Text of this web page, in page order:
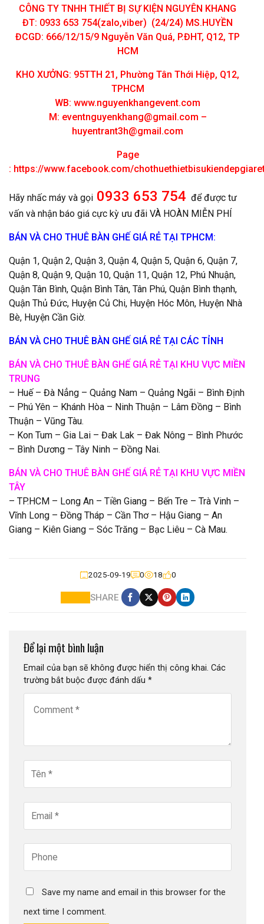
CÔNG TY TNHH THIẾT BỊ SỰ KIỆN NGUYÊN KHANG
ĐT: 0933 653 754(zalo,viber) (24/24) MS.HUYỀN
ĐCGD: 666/12/15/9 Nguyễn Văn Quá, P.ĐHT, Q12, TP
HCM
KHO XƯỞNG: 95TTH 21, Phường Tân Thới Hiệp, Q12,
TPHCM
WB: www.nguyenkhangevent.com
M: eventnguyenkhang@gmail.com –
huyentrant3h@gmail.com
Page
: https://www.facebook.com/
Hãy nhấc máy và gọi 0933 653 754 để được tư
vấn và nhận báo giá cực kỳ ưu đãi VÀ HOÀN MIỄN PHÍ
BÁN VÀ CHO THUÊ BÀN GHẾ GIÁ RẺ TẠI TPHCM:
Quận 1, Quận 2, Quận 3, Quận 4, Quận 5, Quận 6, Quận 7,
Quận 8, Quận 9, Quận 10, Quận 11, Quận 12, Phú Nhuận,
Quận Tân Bình, Quận Bình Tân, Tân Phú, Quận Bình thạnh,
Quận Thủ Đức, Huyện Củ Chi, Huyện Hóc Môn, Huyện Nhà
Bè, Huyện Cần Giờ.
BÁN VÀ CHO THUÊ BÀN GHẾ GIÁ RẺ TẠI CÁC TỈNH
BÁN VÀ CHO THUÊ BÀN GHẾ GIÁ RẺ TẠI KHU VỰC MIỀN
TRUNG
– Huế – Đà Nẳng – Quảng Nam – Quảng Ngãi – Bình Định
– Phú Yên – Khánh Hòa – Ninh Thuận – Lâm Đồng – Bình
Thuận – Vũng Tàu.
– Kon Tum – Gia Lai – Đak Lak – Đak Nông – Bình Phước
– Bình Dương – Tây Ninh – Đồng Nai.
BÁN VÀ CHO THUÊ BÀN GHẾ GIÁ RẺ TẠI KHU VỰC MIỀN
TÂY
– TP.HCM – Long An – Tiền Giang – Bến Tre – Trà Vinh –
Vĩnh Long – Đồng Tháp – Cần Thơ – Hậu Giang – An
Giang – Kiên Giang – Sóc Trăng – Bạc Liêu – Cà Mau.
2025-09-19 0 18 0
SHARE
Để lại một bình luận
Email của bạn sẽ không được hiển thị công khai. Các
trường bắt buộc được đánh dấu *
Save my name and email in this browser for the
next time I comment.